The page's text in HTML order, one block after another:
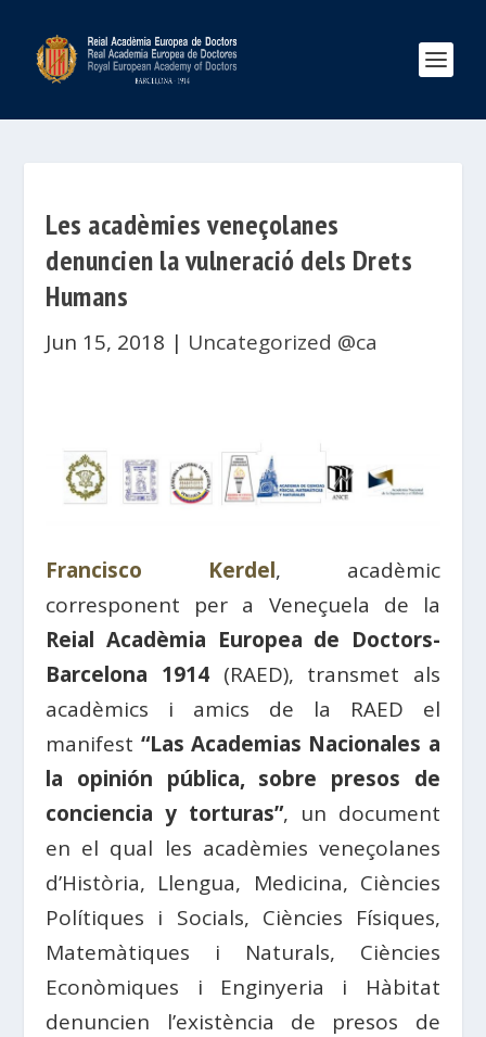
Les acadèmies veneçolanes
denuncien la vulneració dels Drets
Humans
Jun 15, 2018 | Uncategorized @ca
Francisco Kerdel, acadèmic
corresponent per a Veneçuela de la
Reial Acadèmia Europea de Doctors-
Barcelona 1914(RAED), transmet als
acadèmics i amics de la RAED el
manifest “Las Academias Nacionales a
la opinión pública, sobre presos de
conciencia y torturas”, un document
en el qual les acadèmies veneçolanes
d’Història, Llengua, Medicina, Ciències
Polítiques i Socials, Ciències Físiques,
Matemàtiques i Naturals, Ciències
Econòmiques i Enginyeria i Hàbitat
denuncien l’existència de presos de